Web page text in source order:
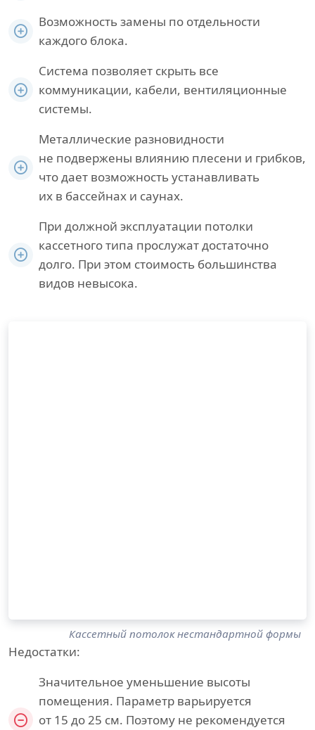
Возможность замены по отдельности
каждого блока.
Система позволяет скрыть все
коммуникации, кабели, вентиляционные
системы.
Металлические разновидности
не подвержены влиянию плесени и грибков,
что дает возможность устанавливать
их в бассейнах и саунах.
При должной эксплуатации потолки
кассетного типа прослужат достаточно
долго. При этом стоимость большинства
видов невысока.
Кассетный потолок нестандартной формы
Недостатки:
Значительное уменьшение высоты
помещения. Параметр варьируется
от 15 до 25 см. Поэтому не рекомендуется